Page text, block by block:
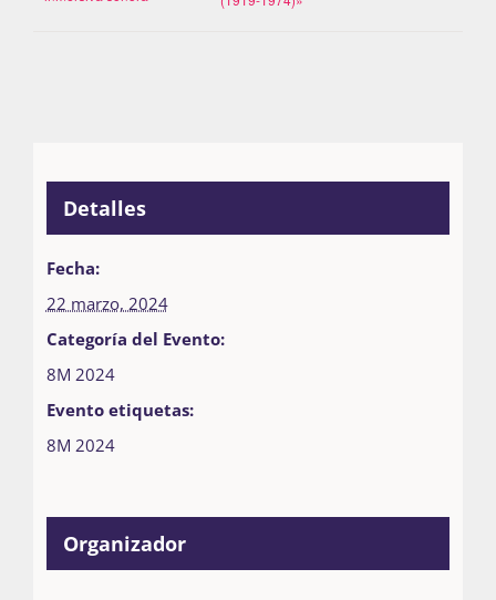
Detalles
Fecha:
22 marzo, 2024
Categoría del Evento:
8M 2024
Evento etiquetas:
8M 2024
Organizador